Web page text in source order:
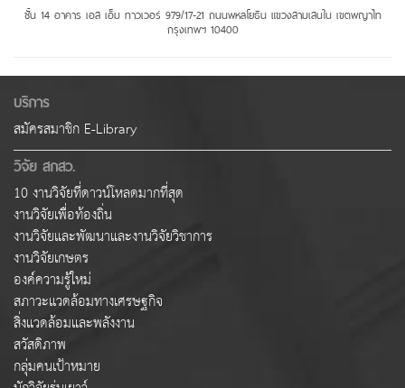
ชั้น 14 อาคาร เอส เอ็ม ทาวเวอร์ 979/17-21 ถนนพหลโยธิน แขวงสามเสนใน เขตพญาไท
กรุงเทพฯ 10400
บริการ
สมัครสมาชิก E-Library
วิจัย สกสว.
10 งานวิจัยที่ดาวน์โหลดมากที่สุด
งานวิจัยเพื่อท้องถิ่น
งานวิจัยและพัฒนาและงานวิจัยวิชาการ
งานวิจัยเกษตร
องค์ความรู้ใหม่
สภาวะแวดล้อมทางเศรษฐกิจ
สิ่งแวดล้อมและพลังงาน
สวัสดิภาพ
กลุ่มคนเป้าหมาย